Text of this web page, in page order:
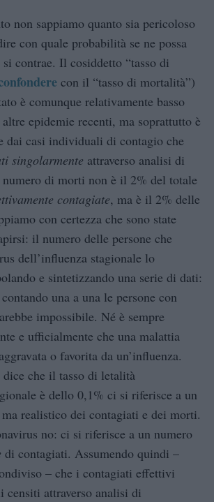
non sappiamo quanto sia pericoloso
con quale probabilità se ne possa
contrae. Il cosiddetto “tasso di
con il “tasso di mortalità”)
è comunque relativamente basso
epidemie recenti, ma soprattutto è
dai casi individuali di contagio che
singolarmente attraverso analisi di
di morti non è il 2% del totale
contagiate, ma è il 2% delle
con certezza che sono state
il numero delle persone che
dell’influenza stagionale lo
e sintetizzando una serie di dati:
una a una le persone con
impossibile. Né è sempre
e ufficialmente che una malattia
o favorita da un’influenza.
che il tasso di letalità
è dello 0,1% ci si riferisce a un
realistico dei contagiati e dei morti.
no: ci si riferisce a un numero
di contagiati. Assumendo quindi –
– che i contagiati effettivi
censiti attraverso analisi di